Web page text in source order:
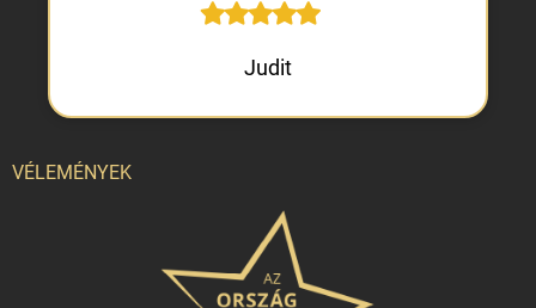
Judit
VÉLEMÉNYEK